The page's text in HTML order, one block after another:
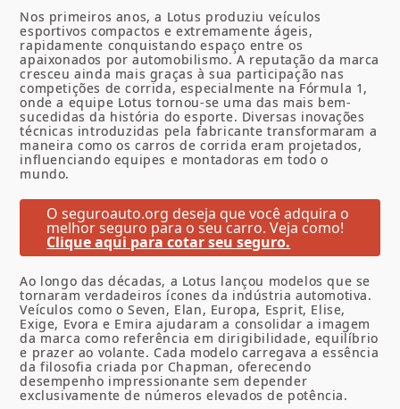
Nos primeiros anos, a Lotus produziu veículos
esportivos compactos e extremamente ágeis,
rapidamente conquistando espaço entre os
apaixonados por automobilismo. A reputação da marca
cresceu ainda mais graças à sua participação nas
competições de corrida, especialmente na Fórmula 1,
onde a equipe Lotus tornou-se uma das mais bem-
sucedidas da história do esporte. Diversas inovações
técnicas introduzidas pela fabricante transformaram a
maneira como os carros de corrida eram projetados,
influenciando equipes e montadoras em todo o
mundo.
O seguroauto.org deseja que você adquira o
melhor seguro para o seu carro. Veja como!
Clique aqui para cotar seu seguro.
Ao longo das décadas, a Lotus lançou modelos que se
tornaram verdadeiros ícones da indústria automotiva.
Veículos como o Seven, Elan, Europa, Esprit, Elise,
Exige, Evora e Emira ajudaram a consolidar a imagem
da marca como referência em dirigibilidade, equilíbrio
e prazer ao volante. Cada modelo carregava a essência
da filosofia criada por Chapman, oferecendo
desempenho impressionante sem depender
exclusivamente de números elevados de potência.